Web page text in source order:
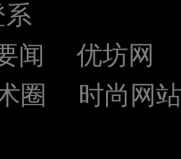
闻
优坊网
圈
时尚网站